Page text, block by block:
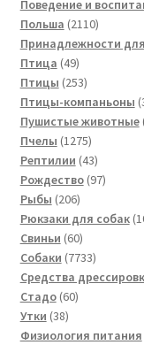
Поведение и
Польша 21102110
товаров
Принадлежности
Птица 4949
товаров
Птицы 253253
товара
Птицы-компаньоны
Пушистые животные
Пчелы 12751275
товаров
Рептилии 4343
товара
Рождество 9797
Рыбы 206206
товаров
Рюкзаки для собак
Свиньи 6060
товаров
Собаки 77337733
товара
Средства
Стадо 6060
Утки 3838
товаров
Физиология питания